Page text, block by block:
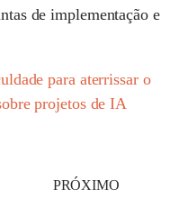
de implementação e
para aterrissar o
projetos de IA
PRÓXIMO